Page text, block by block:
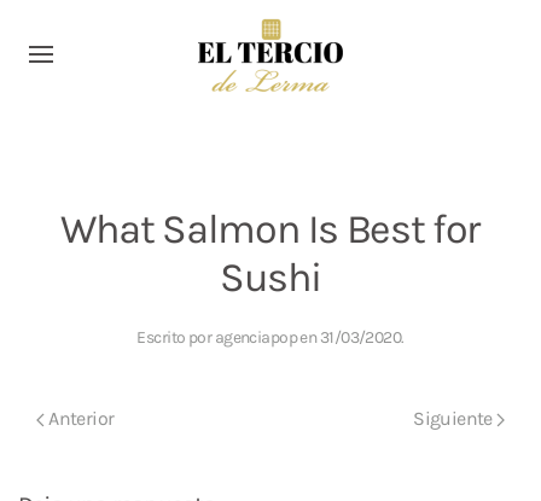
What Salmon Is Best for
Sushi
Escrito poragenciapopen31/03/2020.
Anterior Siguiente